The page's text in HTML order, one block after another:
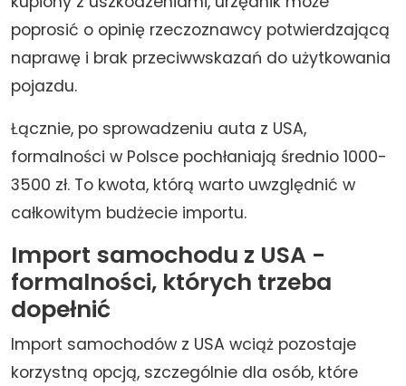
poprosić o opinię rzeczoznawcy potwierdzającą
naprawę i brak przeciwwskazań do użytkowania
pojazdu.
Łącznie, po sprowadzeniu auta z USA,
formalności w Polsce pochłaniają średnio 1000-
3500 zł. To kwota, którą warto uwzględnić w
całkowitym budżecie importu.
Import samochodu z USA -
formalności, których trzeba
dopełnić
Import samochodów z USA wciąż pozostaje
korzystną opcją, szczególnie dla osób, które